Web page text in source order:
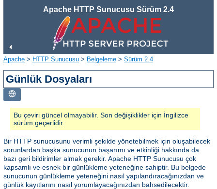
Apache HTTP Sunucusu Sürüm 2.4
Apache > HTTP Sunucusu > Belgeleme > Sürüm 2.4
Günlük Dosyaları
Bu çeviri güncel olmayabilir. Son değişiklikler için İngilizce
sürüm geçerlidir.
Bir HTTP sunucusunu verimli şekilde yönetebilmek için oluşabilecek
sorunlardan başka sunucunun başarımı ve etkinliği hakkında da
bazı geri bildirimler almak gerekir. Apache HTTP Sunucusu çok
kapsamlı ve esnek bir günlükleme yeteneğine sahiptir. Bu belgede
sunucunun günlükleme yeteneğini nasıl yapılandıracağınızdan ve
günlük kayıtlarını nasıl yorumlayacağınızdan bahsedilecektir.